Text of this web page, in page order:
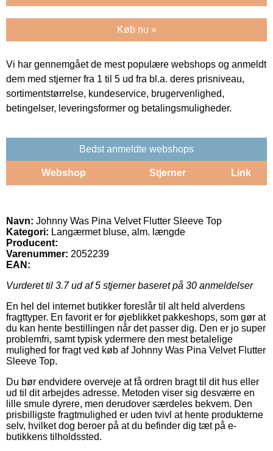
Køb nu »
Vi har gennemgået de mest populære webshops og anmeldt
dem med stjerner fra 1 til 5 ud fra bl.a. deres prisniveau,
sortimentstørrelse, kundeservice, brugervenlighed,
betingelser, leveringsformer og betalingsmuligheder.
Bedst anmeldte webshops
Webshop Stjerner Link
Navn: Johnny Was Pina Velvet Flutter Sleeve Top
Kategori: Langærmet bluse, alm. længde
Producent:
Varenummer: 2052239
EAN:
Vurderet til 3.7ud af 5 stjerner baseret på 30 anmeldelser
En hel del internet butikker foreslår til alt held alverdens
fragttyper. En favorit er for øjeblikket pakkeshops, som gør at
du kan hente bestillingen når det passer dig. Den er jo super
problemfri, samt typisk ydermere den mest betalelige
mulighed for fragt ved køb af Johnny Was Pina Velvet Flutter
Sleeve Top.
Du bør endvidere overveje at få ordren bragt til dit hus eller
ud til dit arbejdes adresse. Metoden viser sig desværre en
lille smule dyrere, men derudover særdeles bekvem. Den
prisbilligste fragtmulighed er uden tvivl at hente produkterne
selv, hvilket dog beroer på at du befinder dig tæt på e-
butikkens tilholdssted.